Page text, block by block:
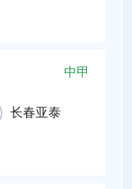
中甲
长春亚泰